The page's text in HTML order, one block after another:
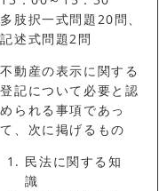
多肢択一式問題20問、
記述式問題2問
不動産の表示に関する
登記について必要と認
められる事項であっ
て、次に掲げるもの
民法に関する知
識